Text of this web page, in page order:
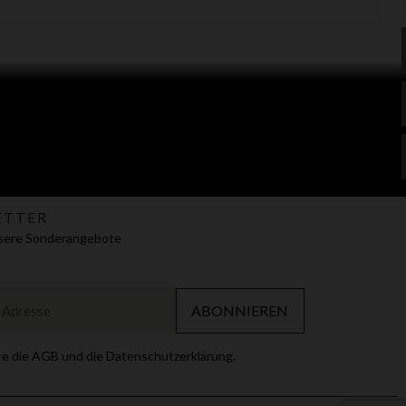
Sonderangebote
ABONNIEREN
die AGB und die Datenschutzerklärung.